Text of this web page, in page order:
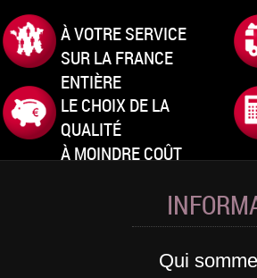
À VOTRE SERVICE
SUR LA FRANCE
ENTIÈRE
LE CHOIX DE LA
QUALITÉ
À MOINDRE COÛT
Qui